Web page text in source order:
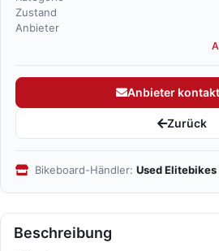
Zustand
Anbieter
Anbieter
Zurück
Bikeboard-Händler: Used Elitebikes
Beschreibung